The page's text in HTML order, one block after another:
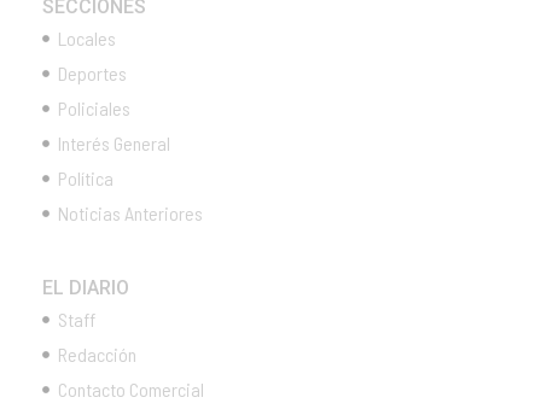
SECCIONES
Locales
Deportes
Policiales
Interés General
Política
Noticias Anteriores
EL DIARIO
Staff
Redacción
Contacto Comercial